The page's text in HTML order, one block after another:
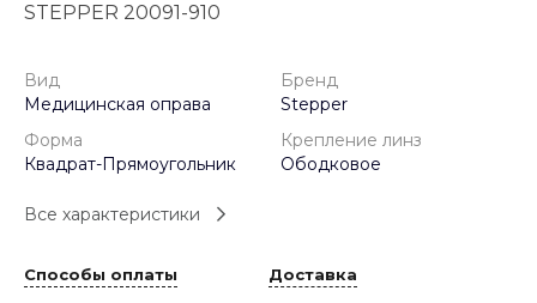
STEPPER 20091-910
Вид
Медицинская оправа
Бренд
Stepper
Форма
Квадрат-Прямоугольник
Крепление линз
Ободковое
Все характеристики
Способы оплаты Доставка